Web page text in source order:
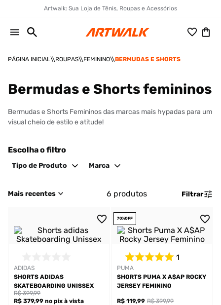
Artwalk: Sua Loja de Tênis, Roupas e Acessórios
ROUPAS FEMININO BERMUDAS E SHORTS
Bermudas e Shorts femininos
Bermudas e Shorts Femininos das marcas mais hypadas para um
visual cheio de estilo e atitude!
Escolha o filtro
Tipo de Produto Marca
Mais recentes 6 produtos Filtrar
ADIDAS
SHORTS ADIDAS
SKATEBOARDING UNISSEX
R$ 379,99 no pix à vista
R$ 399,99
70%OFF
PUMA
1
SHORTS PUMA X A$AP ROCKY
JERSEY FEMININO
R$ 119,99 R$ 399,99